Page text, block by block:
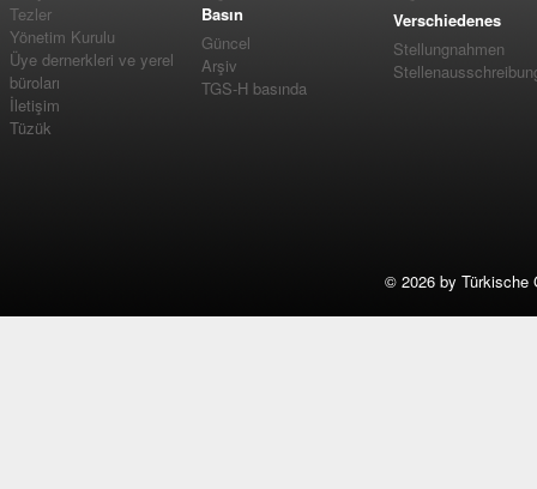
Tezler
Yönetim Kurulu
Üye dernerkleri ve yerel
büroları
İletişim
Tüzük
Basın
Güncel
Arşiv
TGS-H basında
Verschiedenes
Stellungnahmen
© 2026 by Türkische